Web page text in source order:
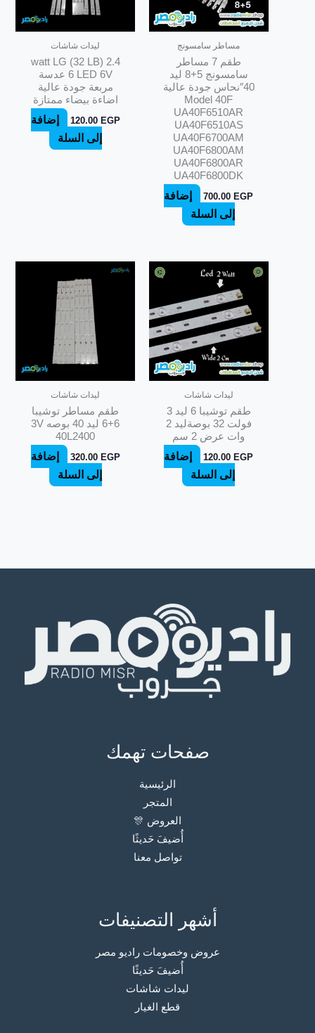
مساطر سامسونج
طقم 7 مساطر
سامسونج 5+8 ليد
40″نحاس جودة عالية
Model 40F
UA40F6510AR
UA40F6510AS
UA40F6700AM
UA40F6800AM
UA40F6800AR
UA40F6800DK
700.00 EGP
إضافة
إلى السلة
ليدات شاشات
2.4 watt LG (32 LB)
6 LED 6V عدسة
مربعة جودة عالية
اضاءة بيضاء ممتازة
120.00 EGP
إضافة
إلى السلة
ليدات شاشات
طقم توشيبا 6 ليد 3
فولت 32 بوصةليد 2
وات عرض 2 سم
120.00 EGP
إضافة
إلى السلة
ليدات شاشات
طقم مساطر توشيبا
6+6 ليد 40 بوصه 3V
40L2400
320.00 EGP
إضافة
إلى السلة
صفحات تهمك
الرئيسية
المتجر
العروض 🎊
أُضيفَ حَديثًا
تواصل معنا
أشهر التصنيفات
عروض وخصومات راديو مصر
أُضيفَ حَديثًا
ليدات شاشات
قطع الغيار